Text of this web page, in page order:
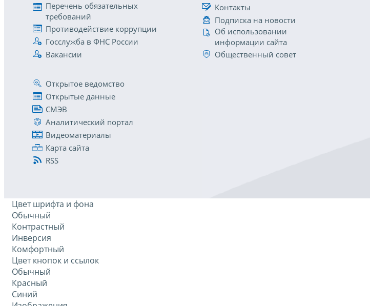
Перечень обязательных
требований
Противодействие коррупции
Госслужба в ФНС России
Вакансии
Контакты
Подписка на новости
Об использовании
информации сайта
Общественный совет
Открытое ведомство
Открытые данные
СМЭВ
Аналитический портал
Видеоматериалы
Карта сайта
RSS
Цвет шрифта и фона
Обычный
Контрастный
Инверсия
Комфортный
Цвет кнопок и ссылок
Обычный
Красный
Синий